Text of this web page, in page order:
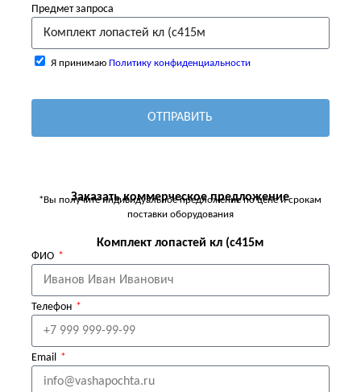
Предмет запроса
Я принимаю Политику конфиденциальности
ОТПРАВИТЬ
Заказать коммерческое предложение
*Вы получите индивидуальное предложение по цене и срокам
поставки оборудования
Комплект лопастей кл (с415м
ФИО
Телефон
Email